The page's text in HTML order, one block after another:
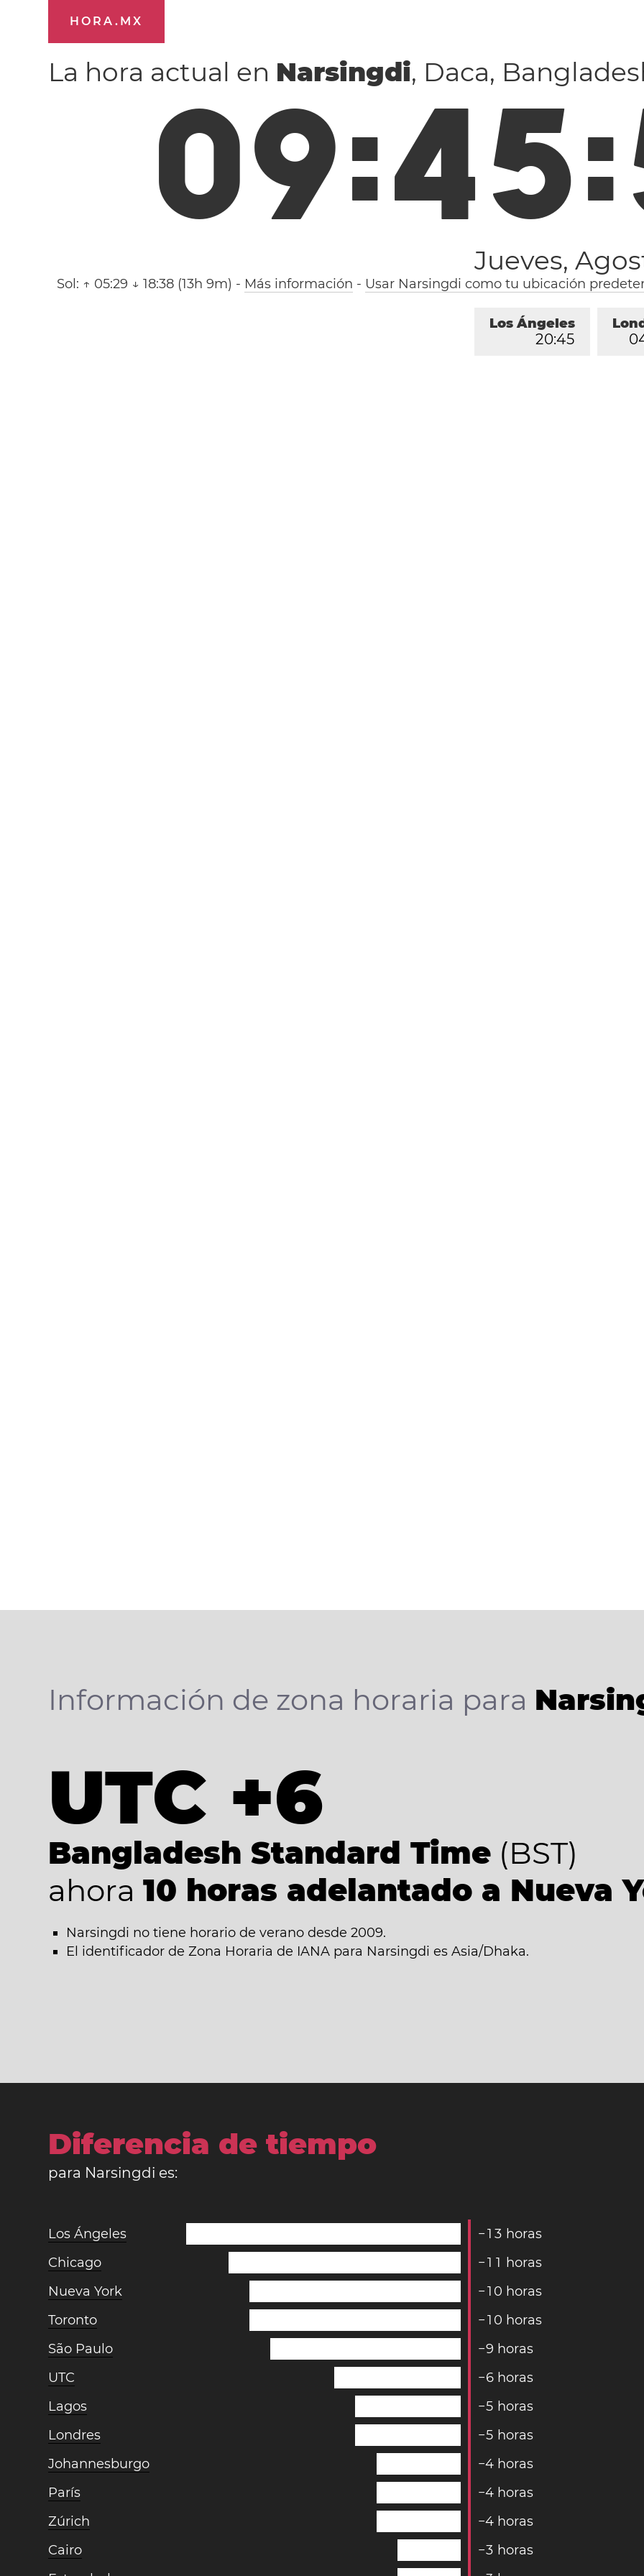
HORA.MX
La hora actual en Narsingdi, Daca,
09:45:
Jueves,
Sol: ↑ 05:29 ↓ 18:38 (13h 9m) - Más información - Usar Narsingdi como tu ubicación
0
Los Ángeles
20:45
Información de zona horaria para
UTC +6
Bangladesh Standard Time (BST)
ahora 10 horas adelantado a Nueva
Narsingdi no tiene horario de verano desde 2009.
El identificador de Zona Horaria de IANA para Narsingdi es Asia/Dhaka.
Diferencia de tiempo
para Narsingdi es:
Los Ángeles −1 3 horas
Chicago
−1 1 horas
Nueva York
−1 0 horas
Toronto
−1 0 horas
São Paulo
−9 horas
UTC
−6 horas
Lagos
−5 horas
Londres
−5 horas
Johannesburgo
−4 horas
París
−4 horas
Zúrich
−4 horas
Cairo
−3 horas